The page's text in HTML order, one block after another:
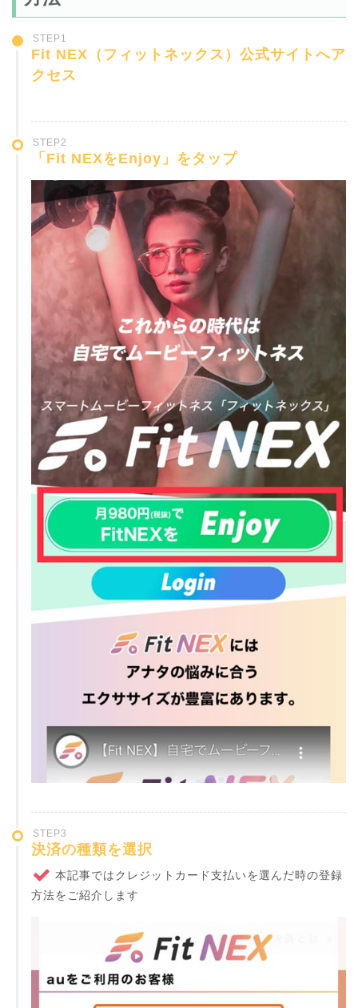
STEP1
Fit NEX（フィットネックス）公式サイトへア
クセス
STEP2
「Fit NEXをEnjoy」をタップ
STEP3
決済の種類を選択
本記事ではクレジットカード支払いを選んだ時の登録
方法をご紹介します